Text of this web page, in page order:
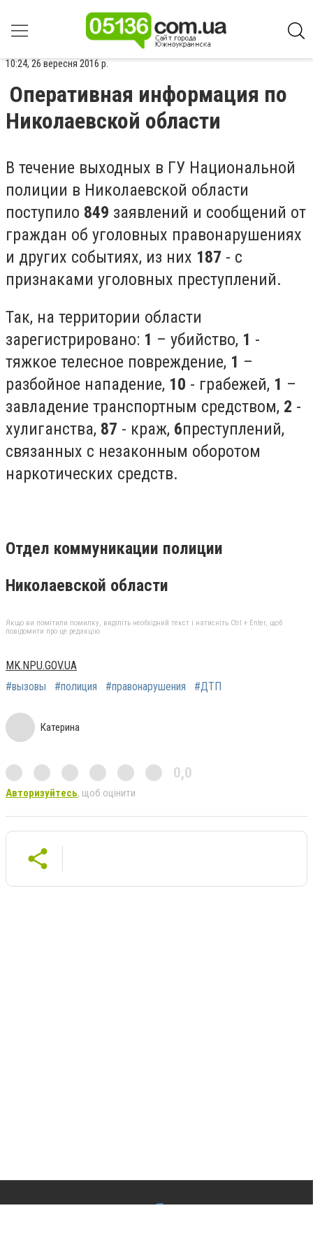
10:24, 26 вересня 2016 р.
Оперативная информация по
Николаевской области
В течение выходных в ГУ Национальной
полиции в Николаевской области
поступило 849 заявлений и сообщений от
граждан об уголовных правонарушениях
и других событиях, из них 187 - с
признаками уголовных преступлений.
Так, на территории области
зарегистрировано: 1 – убийство, 1 -
тяжкое телесное повреждение, 1 –
разбойное нападение, 10 - грабежей, 1 –
завладение транспортным средством, 2 -
хулиганства, 87 - краж, 6преступлений,
связанных с незаконным оборотом
наркотических средств.
Отдел коммуникации полиции
Николаевской области
Якщо ви помітили помилку, виділіть необхідний текст і натисніть Ctrl + Enter, щоб
повідомити про це редакцію
MK.NPU.GOV.UA
#вызовы
#полиция #правонарушения #ДТП
Катерина
0,0
Авторизуйтесь, щоб оцінити